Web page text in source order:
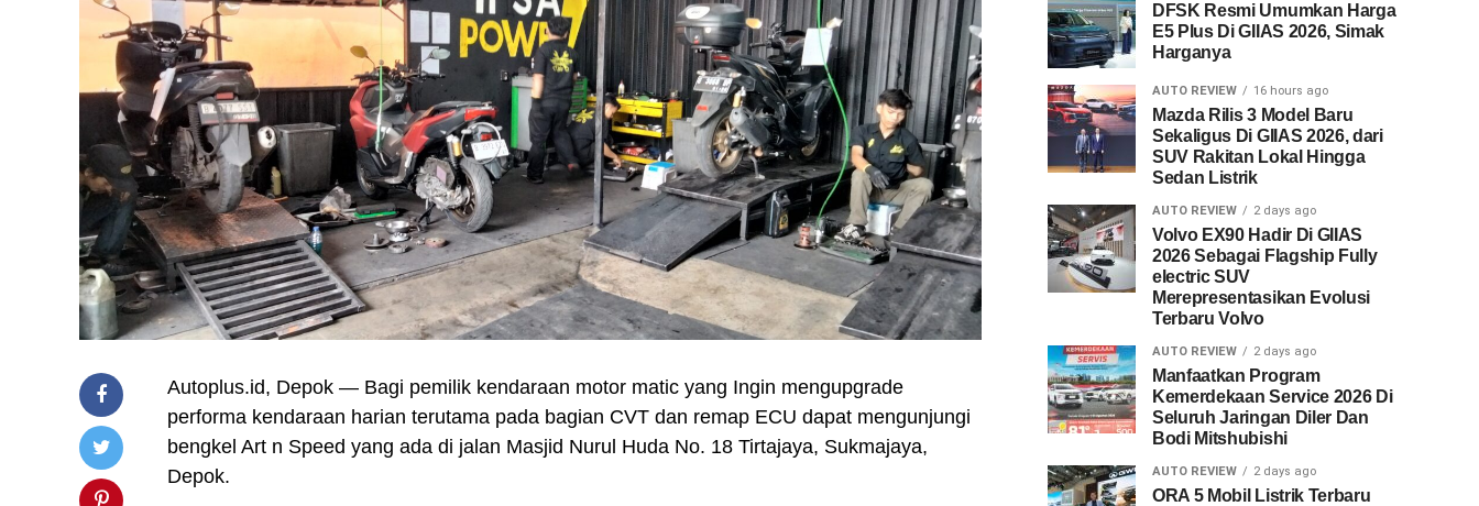
Autoplus.id, Depok — Bagi pemilik kendaraan motor matic yang Ingin mengupgrade
performa kendaraan harian terutama pada bagian CVT dan remap ECU dapat mengunjungi
bengkel Art n Speed yang ada di jalan Masjid Nurul Huda No. 18 Tirtajaya, Sukmajaya,
Depok.
DFSK Resmi Umumkan Harga
E5 Plus Di GIIAS 2026, Simak
Harganya
AUTO REVIEW 16 hours ago
Mazda Rilis 3 Model Baru
Sekaligus Di GIIAS 2026, dari
SUV Rakitan Lokal Hingga
Sedan Listrik
AUTO REVIEW 2 days ago
Volvo EX90 Hadir Di GIIAS
2026 Sebagai Flagship Fully
electric SUV
Merepresentasikan Evolusi
Terbaru Volvo
AUTO REVIEW 2 days ago
Manfaatkan Program
Kemerdekaan Service 2026 Di
Seluruh Jaringan Diler Dan
Bodi Mitshubishi
AUTO REVIEW 2 days ago
ORA 5 Mobil Listrik Terbaru